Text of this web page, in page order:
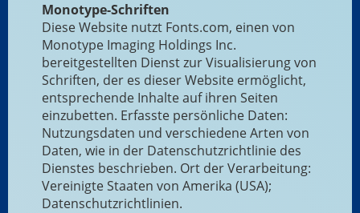
Monotype-Schriften
Diese Website nutzt Fonts.com, einen von
Monotype Imaging Holdings Inc.
bereitgestellten Dienst zur Visualisierung von
Schriften, der es dieser Website ermöglicht,
entsprechende Inhalte auf ihren Seiten
einzubetten. Erfasste persönliche Daten:
Nutzungsdaten und verschiedene Arten von
Daten, wie in der Datenschutzrichtlinie des
Dienstes beschrieben. Ort der Verarbeitung:
Vereinigte Staaten von Amerika (USA);
Datenschutzrichtlinien.